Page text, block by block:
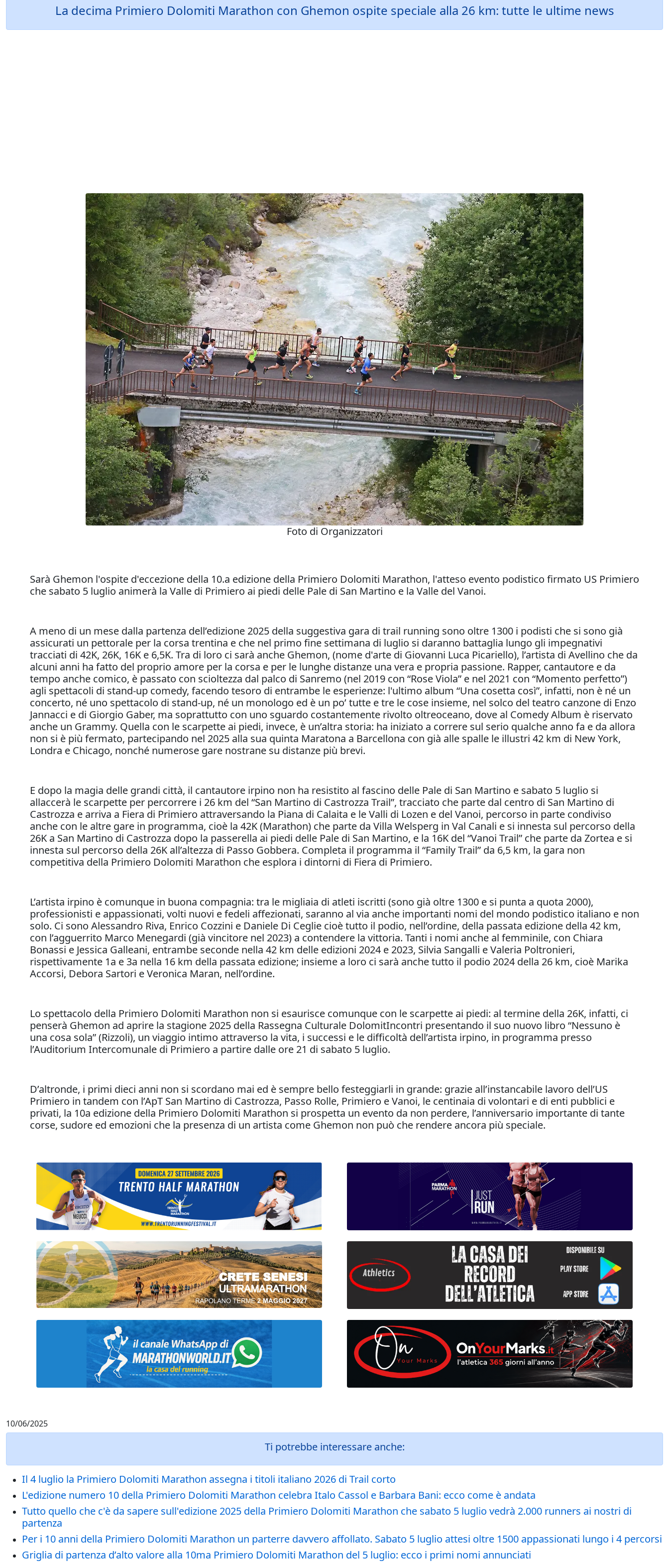
La decima Primiero Dolomiti Marathon con Ghemon ospite speciale alla 26 km: tutte le ultime news
Foto di Organizzatori
Sarà Ghemon l'ospite d'eccezione della 10.a edizione della Primiero Dolomiti Marathon, l'atteso evento podistico firmato US Primiero
che sabato 5 luglio animerà la Valle di Primiero ai piedi delle Pale di San Martino e la Valle del Vanoi.
A meno di un mese dalla partenza dell’edizione 2025 della suggestiva gara di trail running sono oltre 1300 i podisti che si sono già
assicurati un pettorale per la corsa trentina e che nel primo fine settimana di luglio si daranno battaglia lungo gli impegnativi
tracciati di 42K, 26K, 16K e 6,5K. Tra di loro ci sarà anche Ghemon, (nome d'arte di Giovanni Luca Picariello), l’artista di Avellino che da
alcuni anni ha fatto del proprio amore per la corsa e per le lunghe distanze una vera e propria passione. Rapper, cantautore e da
tempo anche comico, è passato con scioltezza dal palco di Sanremo (nel 2019 con “Rose Viola” e nel 2021 con “Momento perfetto”)
agli spettacoli di stand-up comedy, facendo tesoro di entrambe le esperienze: l'ultimo album “Una cosetta così”, infatti, non è né un
concerto, né uno spettacolo di stand-up, né un monologo ed è un po’ tutte e tre le cose insieme, nel solco del teatro canzone di Enzo
Jannacci e di Giorgio Gaber, ma soprattutto con uno sguardo costantemente rivolto oltreoceano, dove al Comedy Album è riservato
anche un Grammy. Quella con le scarpette ai piedi, invece, è un’altra storia: ha iniziato a correre sul serio qualche anno fa e da allora
non si è più fermato, partecipando nel 2025 alla sua quinta Maratona a Barcellona con già alle spalle le illustri 42 km di New York,
Londra e Chicago, nonché numerose gare nostrane su distanze più brevi.
E dopo la magia delle grandi città, il cantautore irpino non ha resistito al fascino delle Pale di San Martino e sabato 5 luglio si
allaccerà le scarpette per percorrere i 26 km del “San Martino di Castrozza Trail”, tracciato che parte dal centro di San Martino di
Castrozza e arriva a Fiera di Primiero attraversando la Piana di Calaita e le Valli di Lozen e del Vanoi, percorso in parte condiviso
anche con le altre gare in programma, cioè la 42K (Marathon) che parte da Villa Welsperg in Val Canali e si innesta sul percorso della
26K a San Martino di Castrozza dopo la passerella ai piedi delle Pale di San Martino, e la 16K del “Vanoi Trail” che parte da Zortea e si
innesta sul percorso della 26K all’altezza di Passo Gobbera. Completa il programma il “Family Trail” da 6,5 km, la gara non
competitiva della Primiero Dolomiti Marathon che esplora i dintorni di Fiera di Primiero.
L’artista irpino è comunque in buona compagnia: tra le migliaia di atleti iscritti (sono già oltre 1300 e si punta a quota 2000),
professionisti e appassionati, volti nuovi e fedeli affezionati, saranno al via anche importanti nomi del mondo podistico italiano e non
solo. Ci sono Alessandro Riva, Enrico Cozzini e Daniele Di Ceglie cioè tutto il podio, nell’ordine, della passata edizione della 42 km,
con l’agguerrito Marco Menegardi (già vincitore nel 2023) a contendere la vittoria. Tanti i nomi anche al femminile, con Chiara
Bonassi e Jessica Galleani, entrambe seconde nella 42 km delle edizioni 2024 e 2023, Silvia Sangalli e Valeria Poltronieri,
rispettivamente 1a e 3a nella 16 km della passata edizione; insieme a loro ci sarà anche tutto il podio 2024 della 26 km, cioè Marika
Accorsi, Debora Sartori e Veronica Maran, nell’ordine.
Lo spettacolo della Primiero Dolomiti Marathon non si esaurisce comunque con le scarpette ai piedi: al termine della 26K, infatti, ci
penserà Ghemon ad aprire la stagione 2025 della Rassegna Culturale DolomitIncontri presentando il suo nuovo libro “Nessuno è
una cosa sola” (Rizzoli), un viaggio intimo attraverso la vita, i successi e le difficoltà dell’artista irpino, in programma presso
l’Auditorium Intercomunale di Primiero a partire dalle ore 21 di sabato 5 luglio.
D’altronde, i primi dieci anni non si scordano mai ed è sempre bello festeggiarli in grande: grazie all’instancabile lavoro dell’US
Primiero in tandem con l’ApT San Martino di Castrozza, Passo Rolle, Primiero e Vanoi, le centinaia di volontari e di enti pubblici e
privati, la 10a edizione della Primiero Dolomiti Marathon si prospetta un evento da non perdere, l’anniversario importante di tante
corse, sudore ed emozioni che la presenza di un artista come Ghemon non può che rendere ancora più speciale.
10/06/2025
Ti potrebbe interessare anche:
Il 4 luglio la Primiero Dolomiti Marathon assegna i titoli italiano 2026 di Trail corto
L'edizione numero 10 della Primiero Dolomiti Marathon celebra Italo Cassol e Barbara Bani: ecco come è andata
Tutto quello che c'è da sapere sull'edizione 2025 della Primiero Dolomiti Marathon che sabato 5 luglio vedrà 2.000 runners ai nostri di
partenza
Per i 10 anni della Primiero Dolomiti Marathon un parterre davvero affollato. Sabato 5 luglio attesi oltre 1500 appassionati lungo i 4 percorsi
Griglia di partenza d’alto valore alla 10ma Primiero Dolomiti Marathon del 5 luglio: ecco i primi nomi annunciati